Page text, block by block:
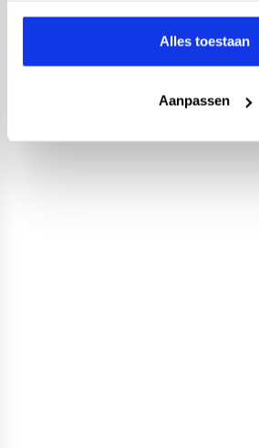
Alles toestaan
Aanpassen